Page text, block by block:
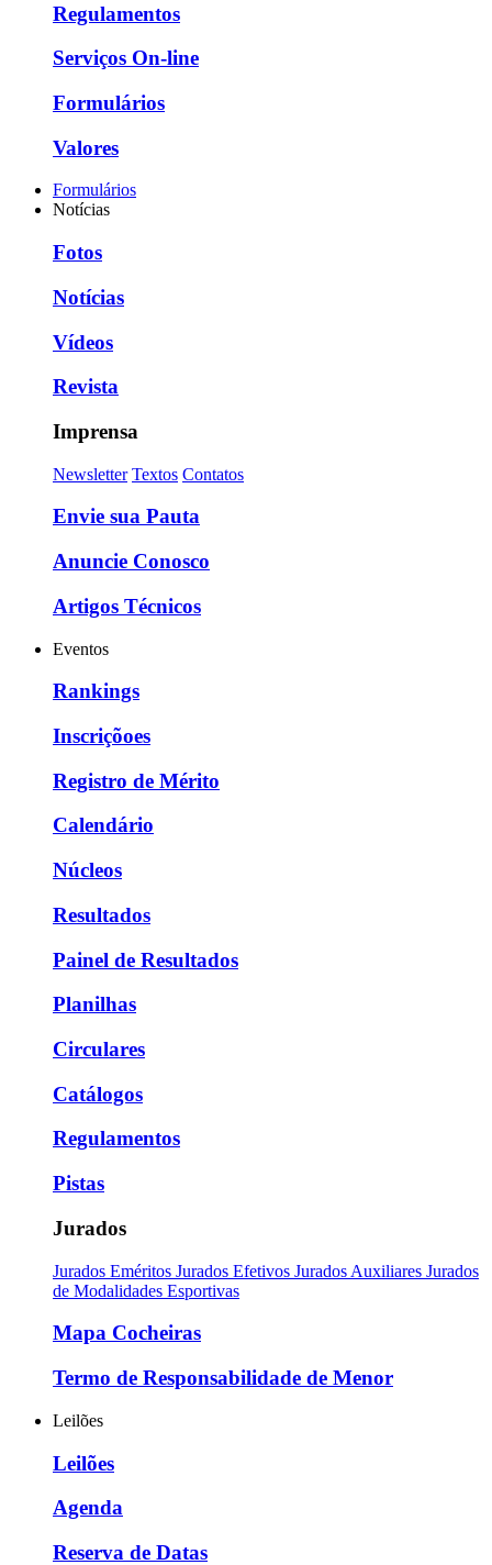
Regulamentos
Serviços On-line
Formulários
Valores
Formulários
Notícias
Fotos
Notícias
Vídeos
Revista
Imprensa
Newsletter Textos Contatos
Envie sua Pauta
Anuncie Conosco
Artigos Técnicos
Eventos
Rankings
Inscriçõoes
Registro de Mérito
Calendário
Núcleos
Resultados
Painel de Resultados
Planilhas
Circulares
Catálogos
Regulamentos
Pistas
Jurados
Jurados Eméritos Jurados Efetivos Jurados Auxiliares Jurados
de Modalidades Esportivas
Mapa Cocheiras
Termo de Responsabilidade de Menor
Leilões
Leilões
Agenda
Reserva de Datas